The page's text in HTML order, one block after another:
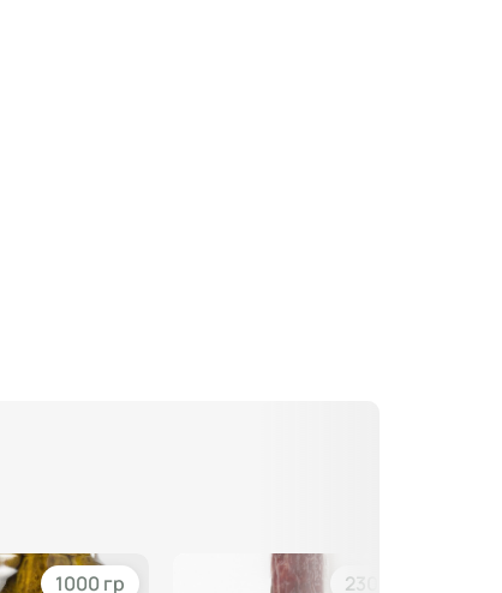
1000 гр 230 гр